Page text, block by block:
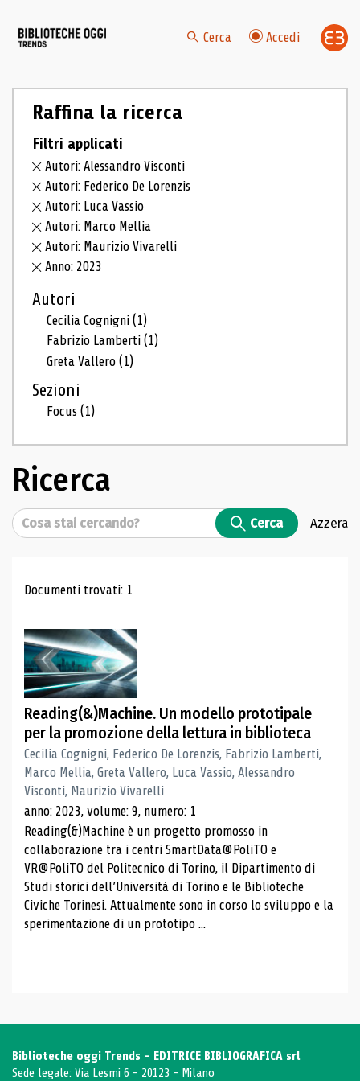
Cerca Accedi
Raffina la ricerca
Filtri applicati
Autori: Alessandro Visconti
Autori: Federico De Lorenzis
Autori: Luca Vassio
Autori: Marco Mellia
Autori: Maurizio Vivarelli
Anno: 2023
Autori
Cecilia Cognigni(1)
Fabrizio Lamberti(1)
Greta Vallero(1)
Sezioni
Focus(1)
Ricerca
Cerca Cerca Azzera
Risultati di ricerca
Documenti trovati: 1
Reading(&)Machine. Un modello prototipale
per la promozione della lettura in biblioteca
Cecilia Cognigni, Federico De Lorenzis, Fabrizio Lamberti,
Marco Mellia, Greta Vallero, Luca Vassio, Alessandro
Visconti, Maurizio Vivarelli
anno: 2023, volume: 9, numero: 1
Reading(&)Machine è un progetto promosso in
collaborazione tra i centri SmartData@PoliTO e
VR@PoliTO del Politecnico di Torino, il Dipartimento di
Studi storici dell’Università di Torino e le Biblioteche
Civiche Torinesi. Attualmente sono in corso lo sviluppo e la
sperimentazione di un prototipo ...
Biblioteche oggi Trends - EDITRICE BIBLIOGRAFICA srl
Sede legale: Via Lesmi 6 - 20123 - Milano